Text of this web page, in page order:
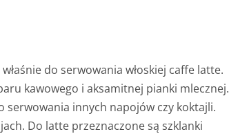
do serwowania włoskiej caffe latte.
kawowego i aksamitnej pianki mlecznej.
serwowania innych napojów czy koktajli.
Do latte przeznaczone są szklanki